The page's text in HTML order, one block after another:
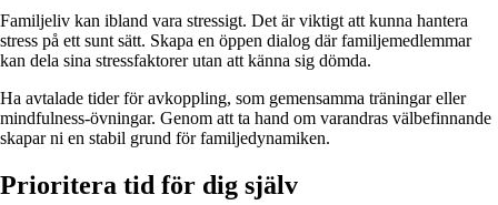
Familjeliv kan ibland vara stressigt. Det är viktigt att kunna hantera
stress på ett sunt sätt. Skapa en öppen dialog där familjemedlemmar
kan dela sina stressfaktorer utan att känna sig dömda.
Ha avtalade tider för avkoppling, som gemensamma träningar eller
mindfulness-övningar. Genom att ta hand om varandras välbefinnande
skapar ni en stabil grund för familjedynamiken.
Prioritera tid för dig själv